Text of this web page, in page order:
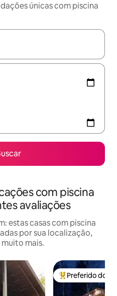
únicas com piscina
disponíveis, explore-os
com piscina
avaliações
estas casas com piscina
por sua localização,
mais.
Entre os
Preferido dos